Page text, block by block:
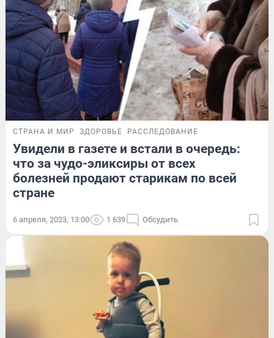
СТРАНА И МИР ЗДОРОВЬЕ РАССЛЕДОВАНИЕ
Увидели в газете и встали в очередь:
что за чудо-эликсиры от всех
болезней продают старикам по всей
стране
6 апреля, 2023, 13:00 1 639 Обсудить